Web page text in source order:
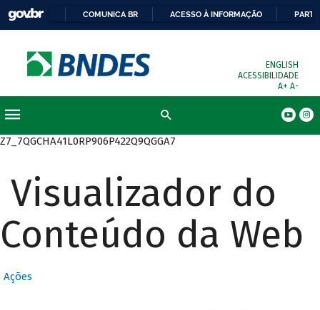
COMUNICA BR ACESSO À INFORMAÇÃO
ENGLISH
ACESSIBILIDADE
A+ A-
Z7_7QGCHA41L0RP906P422Q9QGGA7
Visualizador do
Conteúdo da Web
Ações